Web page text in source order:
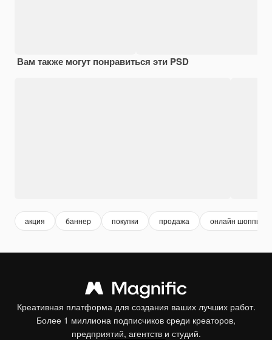
Вам также могут понравиться эти PSD
акция баннер покупки продажа онлайн шоппинг
Креативная платформа для создания ваших лучших работ.
Более 1 миллиона подписчиков среди креаторов,
предприятий, агентств и студий.